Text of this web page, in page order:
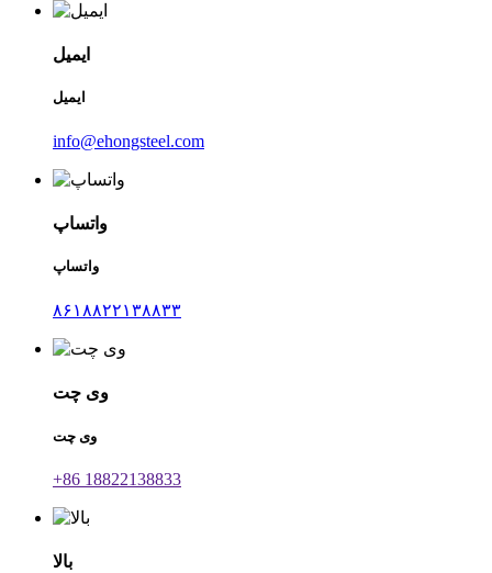
ایمیل
ایمیل
info@ehongsteel.com
واتساپ
واتساپ
۸۶۱۸۸۲۲۱۳۸۸۳۳
وی چت
وی چت
‎+86 18822138833‎
بالا